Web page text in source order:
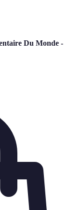
Du Monde -